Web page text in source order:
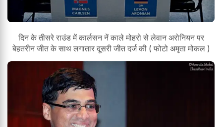
दिन के तीसरे राउंड में कार्लसन नें काले मोहरो से लेवान अरोनियन पर
बेहतरीन जीत के साथ लगातार दूसरी जीत दर्ज की ( फोटो अमृता मोकल )